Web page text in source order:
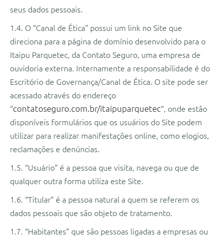
seus dados pessoais.
1.4. O “Canal de Ética” possui um link no Site que
direciona para a página de domínio desenvolvido para o
Itaipu Parquetec, da Contato Seguro, uma empresa de
ouvidoria externa. Internamente a responsabilidade é do
Escritório de Governança/Canal de Ética. O site pode ser
acessado através do endereço
“contatoseguro.com.br/itaipuparquetec“, onde estão
disponíveis formulários que os usuários do Site podem
utilizar para realizar manifestações online, como elogios,
reclamações e denúncias.
1.5. “Usuário” é a pessoa que visita, navega ou que de
qualquer outra forma utiliza este Site.
1.6. “Titular” é a pessoa natural a quem se referem os
dados pessoais que são objeto de tratamento.
1.7. “Habitantes” que são pessoas ligadas a empresas ou